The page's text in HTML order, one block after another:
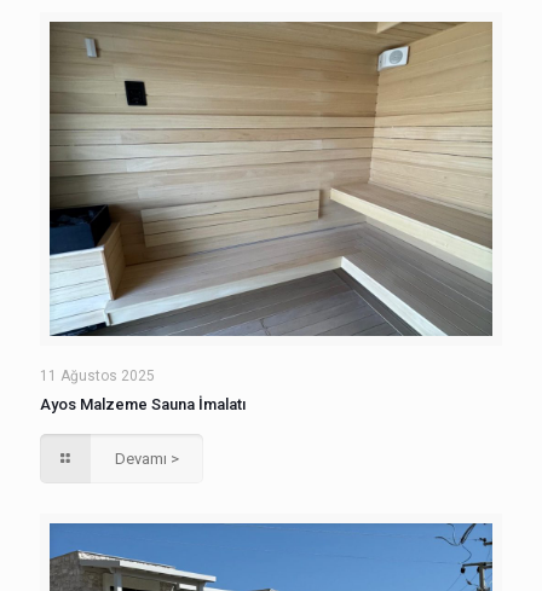
11 Ağustos 2025
Ayos Malzeme Sauna İmalatı
Devamı >